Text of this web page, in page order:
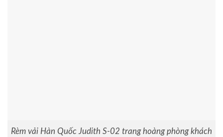
Rèm vải Hàn Quốc Judith S-02 trang hoàng phòng khách